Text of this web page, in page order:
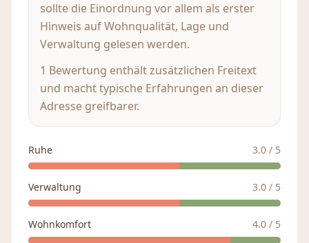
sollte die Einordnung vor allem als erster
Hinweis auf Wohnqualität, Lage und
Verwaltung gelesen werden.
1 Bewertung enthält zusätzlichen Freitext
und macht typische Erfahrungen an dieser
Adresse greifbarer.
Ruhe 3.0 / 5
Verwaltung 3.0 / 5
Wohnkomfort 4.0 / 5